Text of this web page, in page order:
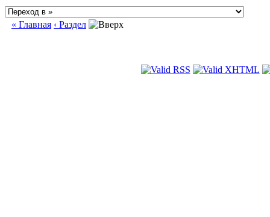
« Главная ‹ Раздел